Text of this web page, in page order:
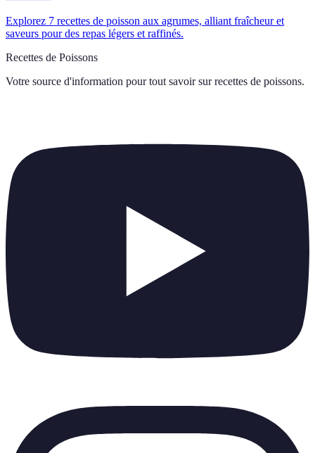
Explorez 7 recettes de poisson aux agrumes, alliant fraîcheur et
saveurs pour des repas légers et raffinés.
Recettes de Poissons
Votre source d'information pour tout savoir sur recettes de poissons.